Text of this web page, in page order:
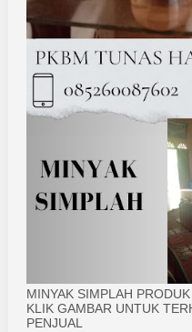
MINYAK SIMPLAH
KLIK GAMBAR UNTUK
PENJUAL